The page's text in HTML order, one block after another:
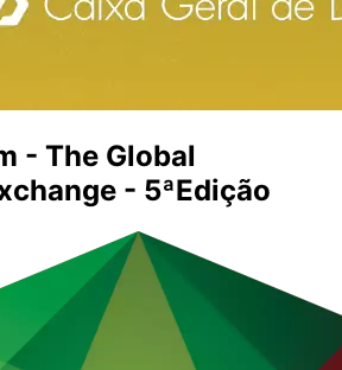
- The Global
- 5ªEdição